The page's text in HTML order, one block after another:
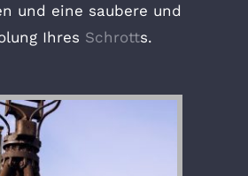
und eine saubere und
Ihres Schrotts.